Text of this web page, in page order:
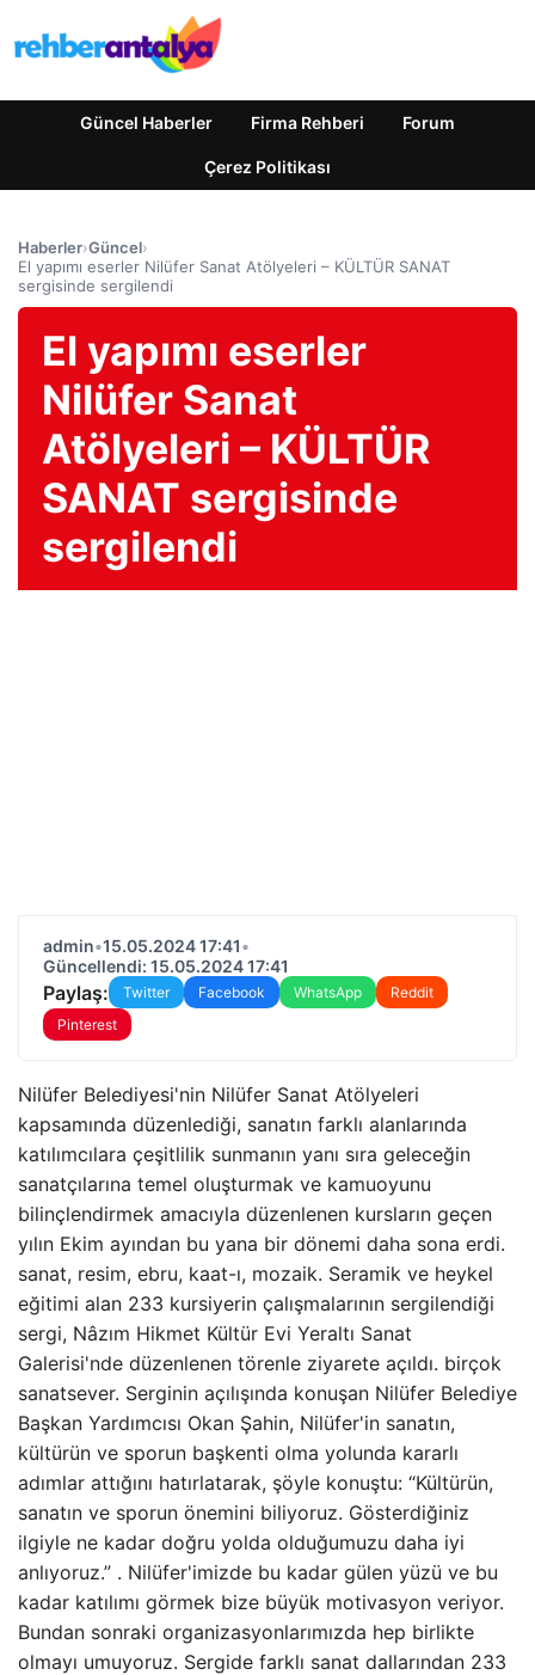
Güncel Haberler Firma Rehberi Forum
Çerez Politikası
Haberler›Güncel›
El yapımı eserler Nilüfer Sanat Atölyeleri – KÜLTÜR SANAT
sergisinde sergilendi
El yapımı eserler
Nilüfer Sanat
Atölyeleri – KÜLTÜR
SANAT sergisinde
sergilendi
admin•15.05.2024 17:41•
Güncellendi: 15.05.2024 17:41
Paylaş: Twitter Facebook WhatsApp
Reddit
Pinterest
Nilüfer Belediyesi'nin Nilüfer Sanat Atölyeleri
kapsamında düzenlediği, sanatın farklı alanlarında
katılımcılara çeşitlilik sunmanın yanı sıra geleceğin
sanatçılarına temel oluşturmak ve kamuoyunu
bilinçlendirmek amacıyla düzenlenen kursların geçen
yılın Ekim ayından bu yana bir dönemi daha sona erdi.
sanat, resim, ebru, kaat-ı, mozaik. Seramik ve heykel
eğitimi alan 233 kursiyerin çalışmalarının sergilendiği
sergi, Nâzım Hikmet Kültür Evi Yeraltı Sanat
Galerisi'nde düzenlenen törenle ziyarete açıldı. birçok
sanatsever. Serginin açılışında konuşan Nilüfer Belediye
Başkan Yardımcısı Okan Şahin, Nilüfer'in sanatın,
kültürün ve sporun başkenti olma yolunda kararlı
adımlar attığını hatırlatarak, şöyle konuştu: “Kültürün,
sanatın ve sporun önemini biliyoruz. Gösterdiğiniz
ilgiyle ne kadar doğru yolda olduğumuzu daha iyi
anlıyoruz.” . Nilüfer'imizde bu kadar gülen yüzü ve bu
kadar katılımı görmek bize büyük motivasyon veriyor.
Bundan sonraki organizasyonlarımızda hep birlikte
olmayı umuyoruz. Sergide farklı sanat dallarından 233